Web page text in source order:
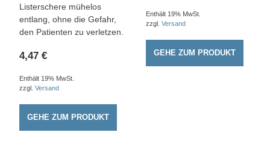
4,47€
Enthält 19% MwSt.
zzgl.Versand
Listerschere mühelos
entlang, ohne die Gefahr,
den Patienten zu verletzen.
GEHE ZUM PRODUKT
Enthält 19% MwSt.
zzgl. Versand
GEHE ZUM PRODUKT